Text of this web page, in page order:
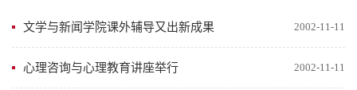
2002-11-11
文学与新闻学院课外辅导又出新成果
2002-11-11
心理咨询与心理教育讲座举行